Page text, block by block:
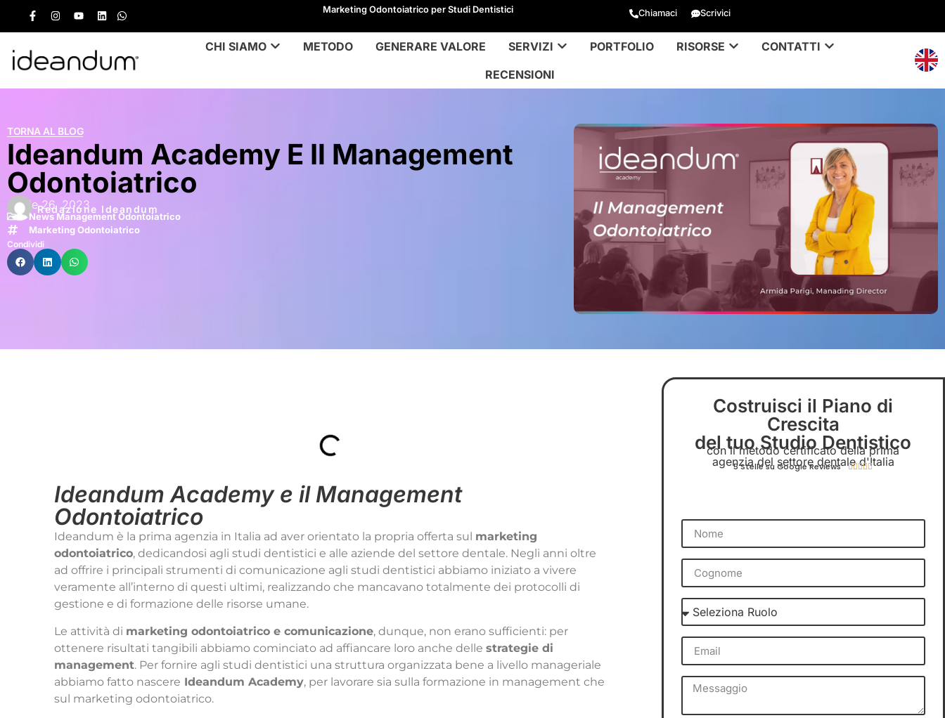
Marketing Odontoiatrico per Studi Dentistici Chiamaci Scrivici
CHI SIAMO METODO GENERARE VALORE SERVIZI PORTFOLIO RISORSE
CONTATTI
RECENSIONI
TORNA AL BLOG
Ideandum Academy E Il Management
Odontoiatrico
Aprile 26, 2023
Redazione Ideandum
News Management Odontoiatrico
Marketing Odontoiatrico
Condividi
Ideandum Academy e il Management
Odontoiatrico
Ideandum è la prima agenzia in Italia ad aver orientato la propria offerta sul marketing
odontoiatrico, dedicandosi agli studi dentistici e alle aziende del settore dentale. Negli anni oltre
ad offrire i principali strumenti di comunicazione agli studi dentistici abbiamo iniziato a vivere
veramente all’interno di questi ultimi, realizzando che mancavano totalmente dei protocolli di
gestione e di formazione delle risorse umane.
Le attività di marketing odontoiatrico e comunicazione, dunque, non erano sufficienti: per
ottenere risultati tangibili abbiamo cominciato ad affiancare loro anche dellestrategie di
management. Per fornire agli studi dentistici una struttura organizzata bene a livello manageriale
abbiamo fatto nascere Ideandum Academy, per lavorare sia sulla formazione in management che
sul marketing odontoiatrico.
Costruisci il Piano di
Crescita
del tuo Studio Dentistico
con il metodo certificato della prima
agenzia del settore dentale d'Italia
5 Stelle su Google Reviews 